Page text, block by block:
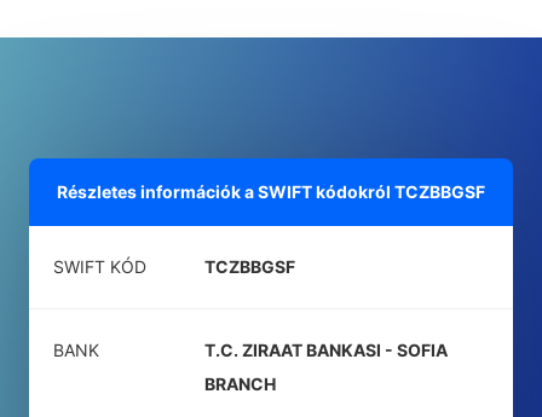
Részletes információk a SWIFT kódokról TCZBBGSF
SWIFT KÓD TCZBBGSF
BANK
T.C. ZIRAAT BANKASI - SOFIA
BRANCH